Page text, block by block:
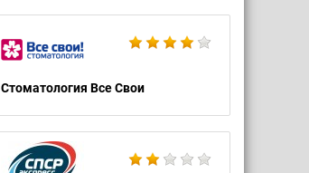
Стоматология Все Свои